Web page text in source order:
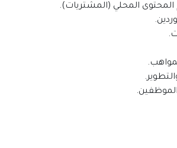
المحلي (المشتريات).